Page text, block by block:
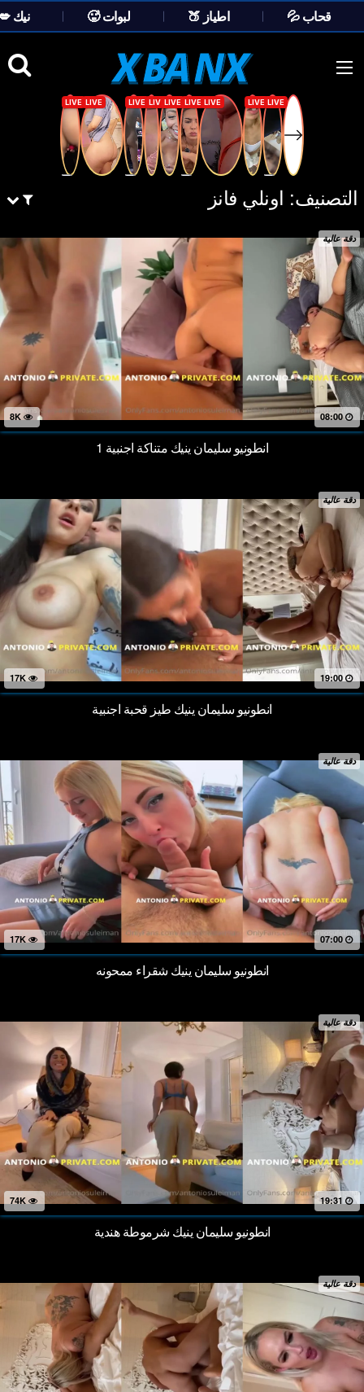
💦 قحاب 🍑 اطياز 🥵 لبوات
💋 نيك
content
التصنيف: اونلي فانز
دقة عالية
08:00
انطونيو سليمان ينيك متناكة اجنبية 1
دقة عالية
19:00
انطونيو سليمان ينيك طيز قحبة اجنبية
دقة عالية
07:00
انطونيو سليمان ينيك شقراء ممحونه
دقة عالية
انطونيو سليمان ينيك شرموطة هندية
دقة عالية